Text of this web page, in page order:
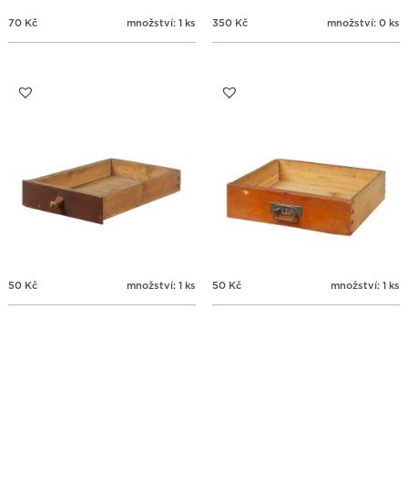
70 Kč množství: 1 ks 350 Kč množství: 0 ks
50 Kč množství: 1 ks 50 Kč množství: 1 ks